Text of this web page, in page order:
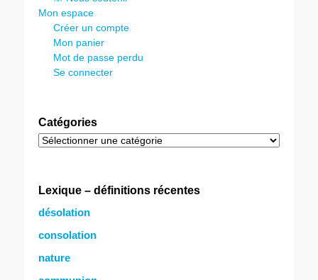
Mon espace
Créer un compte
Mon panier
Mot de passe perdu
Se connecter
Catégories
Catégories
Lexique – définitions récentes
désolation
consolation
nature